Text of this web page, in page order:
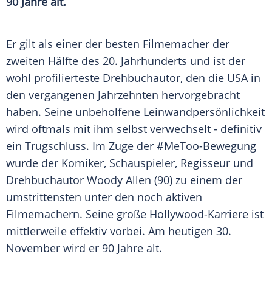
Er gilt als einer der besten Filmemacher der
zweiten Hälfte des 20. Jahrhunderts und ist der
wohl profilierteste Drehbuchautor, den die USA in
den vergangenen Jahrzehnten hervorgebracht
haben. Seine unbeholfene Leinwandpersönlichkeit
wird oftmals mit ihm selbst verwechselt - definitiv
ein Trugschluss. Im Zuge der #MeToo-Bewegung
wurde der Komiker, Schauspieler, Regisseur und
Drehbuchautor Woody Allen (90) zu einem der
umstrittensten unter den noch aktiven
Filmemachern. Seine große Hollywood-Karriere ist
mittlerweile effektiv vorbei. Am heutigen 30.
November wird er 90 Jahre alt.